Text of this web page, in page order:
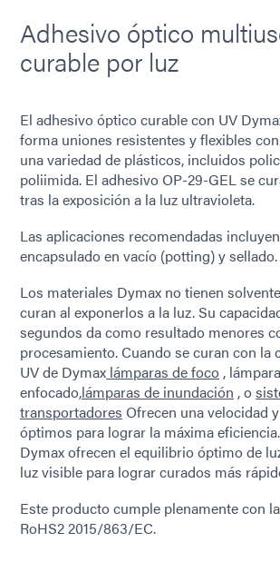
Adhesivo óptico
curable por luz
El adhesivo óptico curable con UV
forma uniones resistentes y flexibles
una variedad de plásticos, incluidos
poliimida. El adhesivo OP-29-GEL se
tras la exposición a la luz ultravioleta.
Las aplicaciones recomendadas
encapsulado en vacío (potting) y sellado.
Los materiales Dymax no tienen
curan al exponerlos a la luz. Su
segundos da como resultado menores
procesamiento. Cuando se curan con la
UV de Dymax lámparas de foco ,
enfocado,lámparas de inundación , o
transportadores Ofrecen una velocidad
óptimos para lograr la máxima
Dymax ofrecen el equilibrio óptimo de
luz visible para lograr curados más
Este producto cumple plenamente con
RoHS2 2015/863/EC.